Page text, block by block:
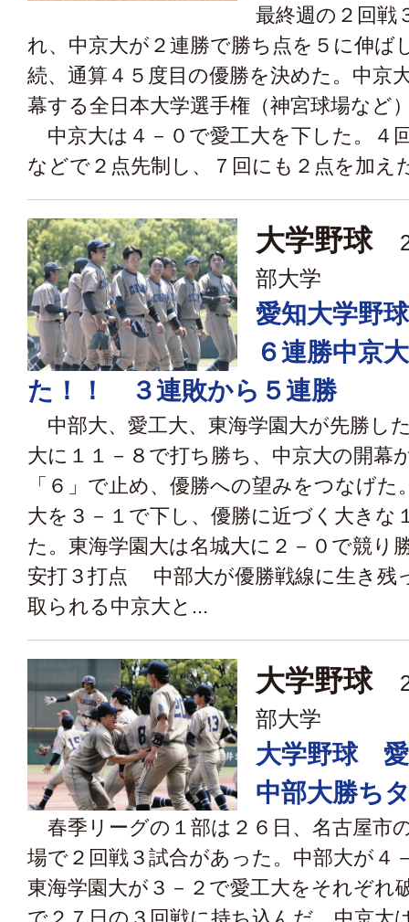
最終週の２回戦
れ、中京大が２連勝で勝ち点を５に伸ば
続、通算４５度目の優勝を決めた。中京
幕する全日本大学選手権（神宮球場など
中京大は４－０で愛工大を下した。４
などで２点先制し、７回にも２点を加え
大学野球
部大学
愛知大学
６連勝中京
た！！ ３連敗から５連勝
中部大、愛工大、東海学園大が先勝し
大に１１－８で打ち勝ち、中京大の開幕
「６」で止め、優勝への望みをつなげた
大を３－１で下し、優勝に近づく大きな
た。東海学園大は名城大に２－０で競り
安打３打点 中部大が優勝戦線に生き残
取られる中京大と...
大学野球
部大学
大学野球
中部大勝ち
春季リーグの１部は２６日、名古屋市
場で２回戦３試合があった。中部大が４
東海学園大が３－２で愛工大をそれぞれ